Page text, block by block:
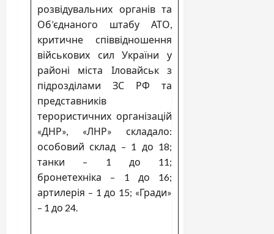
розвідувальних органів та
Об’єднаного штабу АТО,
критичне співвідношення
військових сил України у
районі міста Іловайськ з
підрозділами ЗС РФ та
представників
терористичних організацій
«ДНР», «ЛНР» складало:
особовий склад – 1 до 18;
танки – 1 до 11;
бронетехніка – 1 до 16;
артилерія – 1 до 15; «Гради»
– 1 до 24.